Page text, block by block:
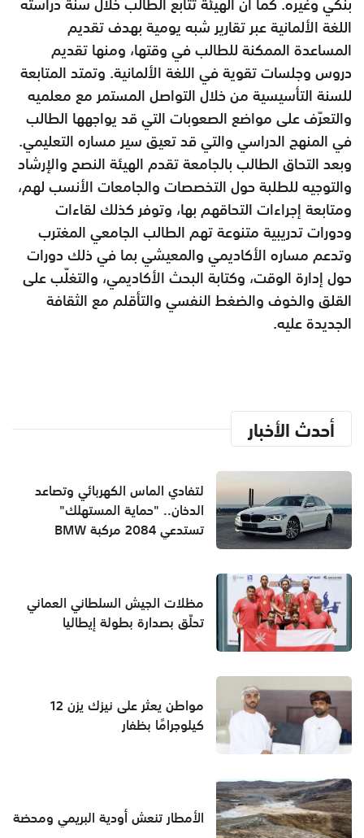
اللغة الألمانية عبر تقارير شبه يومية بهدف تقديم
المساعدة الممكنة للطالب في وقتها، ومنها تقديم
دروس وجلسات تقوية في اللغة الألمانية. وتمتد المتابعة
للسنة التأسيسية من خلال التواصل المستمر مع معلميه
والتعرّف على مواضع الصعوبات التي قد يواجهها الطالب
في المنهج الدراسي والتي قد تعيق سير مساره التعليمي.
وبعد التحاق الطالب بالجامعة تقدم الهيئة النصح والإرشاد
والتوجيه للطلبة حول التخصصات والجامعات الأنسب لهم،
ومتابعة إجراءات التحاقهم بها، وتوفر كذلك لقاءات
ودورات تدريبية متنوعة تهم الطالب الجامعي المغترب
وتدعم مساره الأكاديمي والمعيشي بما في ذلك دورات
حول إدارة الوقت، وكتابة البحث الأكاديمي، والتغلّب على
القلق والخوف والضغط النفسي والتأقلم مع الثقافة
الجديدة عليه.
أحدث الأخبار
لتفادي الماس الكهربائي وتصاعد
الدخان.. "حماية المستهلك"
تستدعي 2084 مركبة BMW
مظلات الجيش السلطاني العماني
تحلّق بصدارة بطولة إيطاليا
مواطن يعثر على نيزك يزن 12
كيلوجرامًا بظفار
الأمطار تنعش أودية البريمي ومحضة